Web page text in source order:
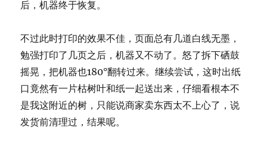
后，机器终于恢复。
不过此时打印的效果不佳，页面总有几道白线无墨，
勉强打印了几页之后，机器又不动了。怒了拆下硒鼓
摇晃，把机器也180°翻转过来。继续尝试，这时出纸
口竟然有一片枯树叶和纸一起送出来，仔细看根本不
是我这附近的树，只能说商家卖东西太不上心了，说
发货前清理过，结果呢。